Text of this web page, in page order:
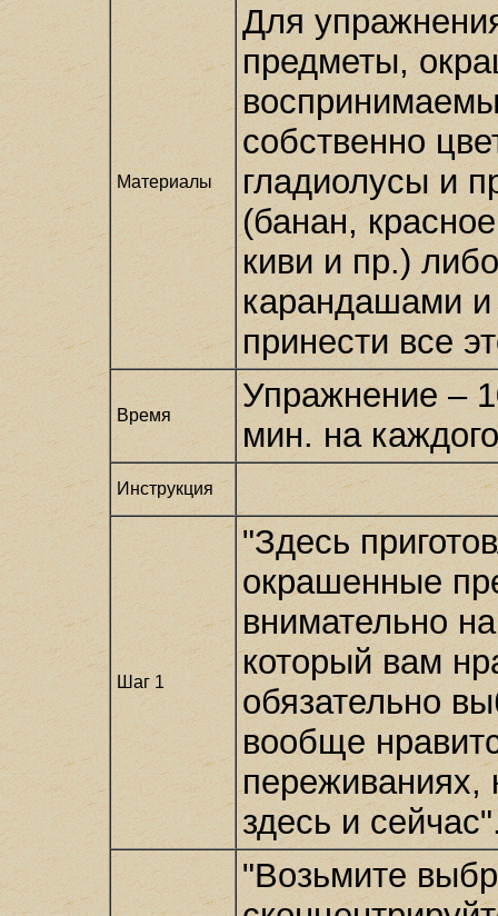
Материалы
Для
предметы,
собственно
гладиолусы и
(банан,
киви и пр.)
карандашами
принести все
Время
Упражнение –
мин. на
Инструкция
Шаг 1
"Здесь
окрашенные
внимательно
который вам
обязательно
вообще
переживаниях,
здесь и
"Возьмите